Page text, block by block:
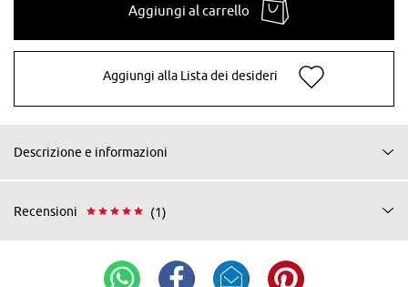
Aggiungi al carrello
Aggiungi alla Lista dei desideri
Descrizione e informazioni
Recensioni (1)